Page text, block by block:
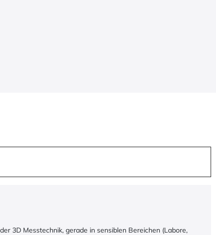
3D Messtechnik, gerade in sensiblen Bereichen (Labore,